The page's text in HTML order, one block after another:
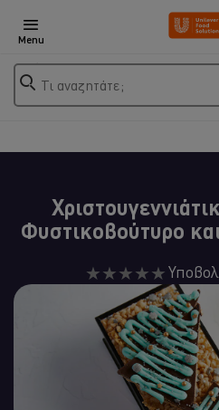
Menu
Τι αναζητάτε;
Φυστικοβούτυρο
για
το